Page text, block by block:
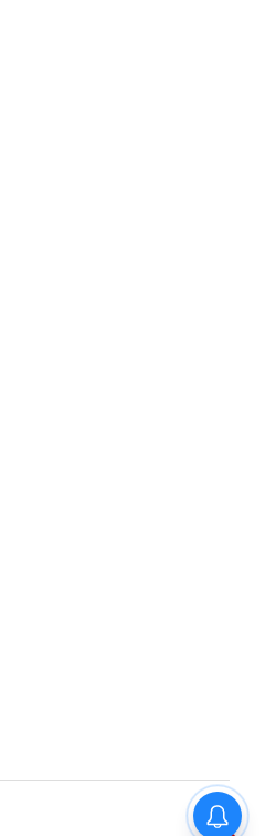
மற்ற திட்டங்கள் அறிவிக்கப்படும்”-